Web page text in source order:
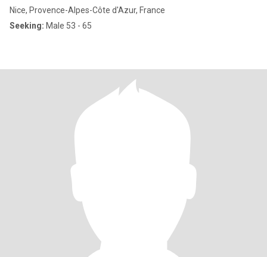
Nice, Provence-Alpes-Côte d'Azur, France
Seeking: Male 53 - 65